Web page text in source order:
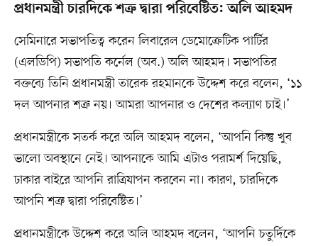
প্রধানমন্ত্রী চারদিকে শত্রু দ্বারা পরিবেষ্টিত: অলি আহমদ
সেমিনারে সভাপতিত্ব করেন লিবারেল ডেমোক্রেটিক পার্টির
(এলডিপি) সভাপতি কর্নেল (অব.) অলি আহমদ। সভাপতির
বক্তব্যে তিনি প্রধানমন্ত্রী তারেক রহমানকে উদ্দেশ করে বলেন, ‘১১
দল আপনার শত্রু নয়। আমরা আপনার ও দেশের কল্যাণ চাই।’
প্রধানমন্ত্রীকে সতর্ক করে অলি আহমদ বলেন, ‘আপনি কিন্তু খুব
ভালো অবস্থানে নেই। আপনাকে আমি এটাও পরামর্শ দিয়েছি,
ঢাকার বাইরে আপনি রাত্রিযাপন করবেন না। কারণ, চারদিকে
আপনি শত্রু দ্বারা পরিবেষ্টিত।’
প্রধানমন্ত্রীকে উদ্দেশ করে অলি আহমদ বলেন, ‘আপনি চতুর্দিকে